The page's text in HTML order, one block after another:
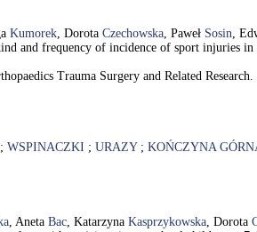
Kumorek, Dorota Czechowska, Paweł Sosin,
and frequency of incidence of sport injuries
Trauma Surgery and Related
; WSPINACZKI ; URAZY; KOŃCZYNA
, Aneta Bac, Katarzyna Kasprzykowska, Dorota